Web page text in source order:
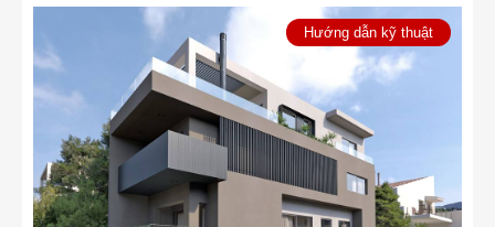
Hướng dẫn kỹ thuật